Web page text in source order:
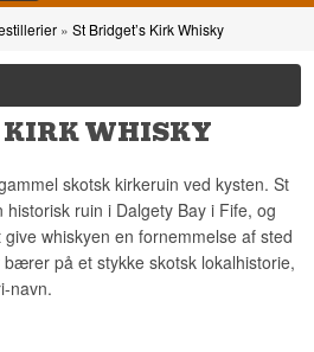
»St Bridget’s Kirk Whisky
KIRK WHISKY
skotsk kirkeruin ved kysten. St
ruin i Dalgety Bay i Fife, og
whiskyen en fornemmelse af sted
på et stykke skotsk lokalhistorie,
navn.